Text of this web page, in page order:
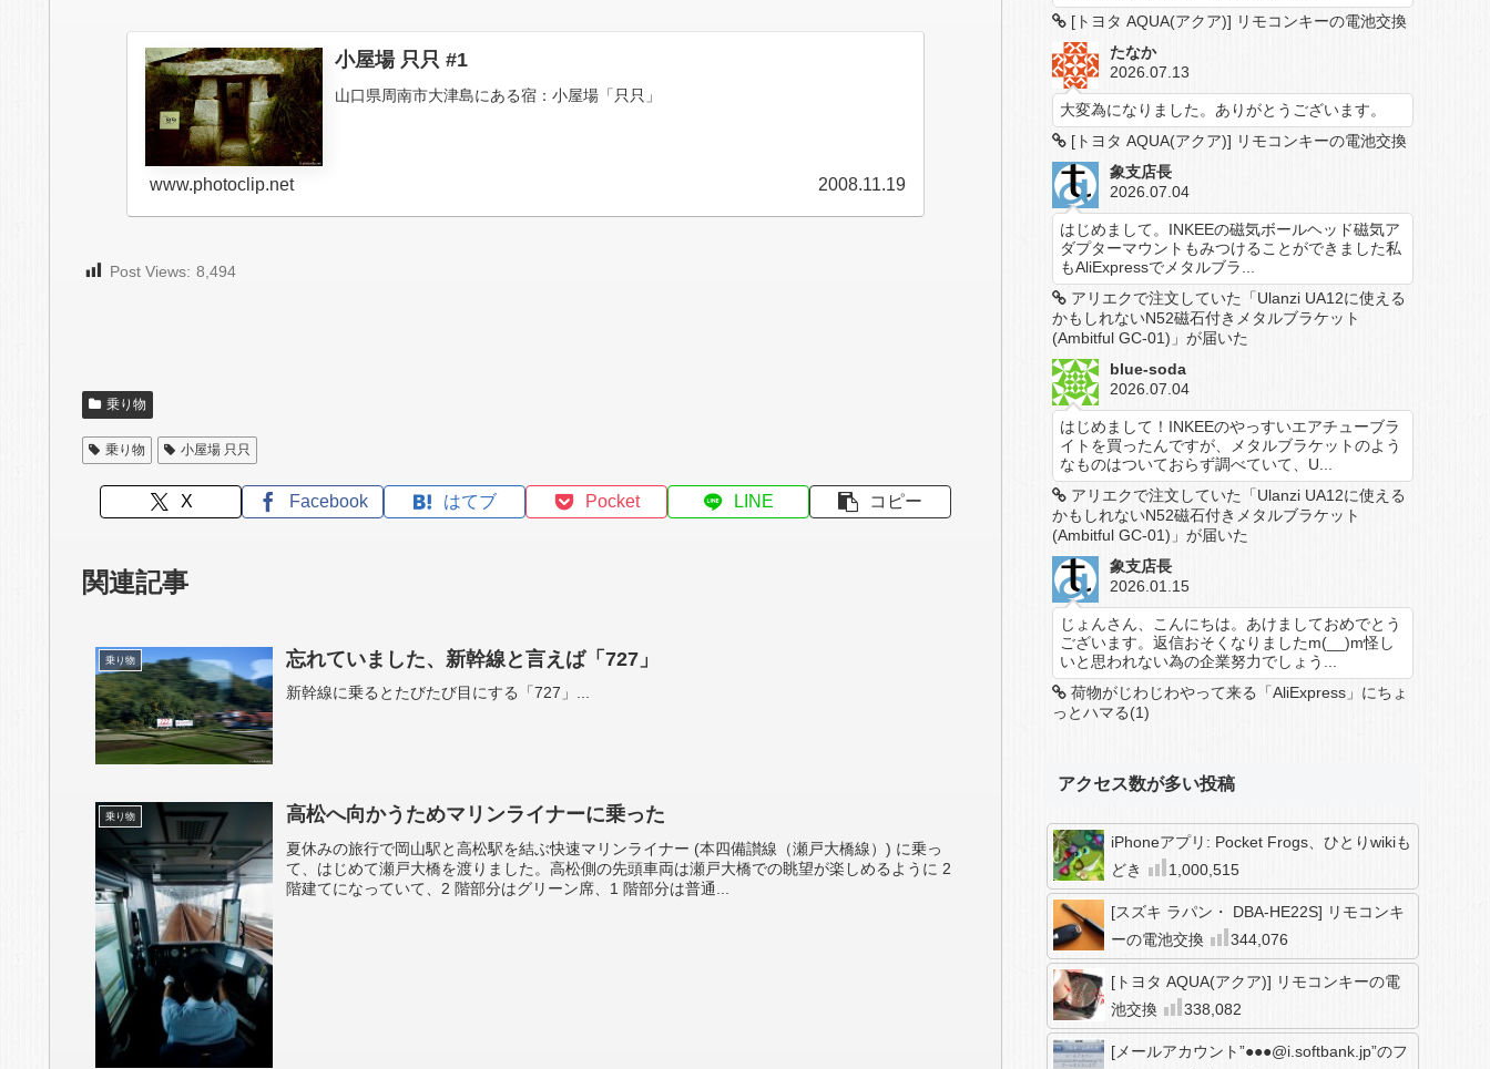
小屋場 只只 #1
山口県周南市大津島にある宿：小屋場「只只」
www.photoclip.net 2008.11.19
Post Views: 8,494
乗り物
乗り物 小屋場 只只
X Facebook はてブ Pocket LINE コピー
関連記事
乗り物 忘れていました、新幹線と言えば「727」
新幹線に乗るとたびたび目にする「727」...
乗り物 高松へ向かうためマリンライナーに乗った
夏休みの旅行で岡山駅と高松駅を結ぶ快速マリンライナー (本四備讃線（瀬戸大橋線）) に乗っ
て、はじめて瀬戸大橋を渡りました。高松側の先頭車両は瀬戸大橋での眺望が楽しめるように 2
階建てになっていて、2 階部分はグリーン席、1 階部分は普通...
[トヨタ AQUA(アクア)] リモコンキーの電池交換
たなか
2026.07.13
大変為になりました。ありがとうございます。
[トヨタ AQUA(アクア)] リモコンキーの電池交換
象支店長
2026.07.04
はじめまして。INKEEの磁気ボールヘッド磁気ア
ダプターマウントもみつけることができました私
もAliExpressでメタルブラ...
アリエクで注文していた「Ulanzi UA12に使える
かもしれないN52磁石付きメタルブラケット
(Ambitful GC-01)」が届いた
blue-soda
2026.07.04
はじめまして！INKEEのやっすいエアチューブラ
イトを買ったんですが、メタルブラケットのよう
なものはついておらず調べていて、U...
アリエクで注文していた「Ulanzi UA12に使える
かもしれないN52磁石付きメタルブラケット
(Ambitful GC-01)」が届いた
象支店長
2026.01.15
じょんさん、こんにちは。あけましておめでとう
ございます。返信おそくなりましたm(__)m怪し
いと思われない為の企業努力でしょう...
荷物がじわじわやって来る「AliExpress」にちょ
っとハマる(1)
アクセス数が多い投稿
iPhoneアプリ: Pocket Frogs、ひとりwikiも
どき
1,000,515
[スズキ ラパン・ DBA-HE22S] リモコンキ
ーの電池交換
344,076
[トヨタ AQUA(アクア)] リモコンキーの電
池交換
338,082
[メールアカウント”●●●@i.softbank.jp”のフ